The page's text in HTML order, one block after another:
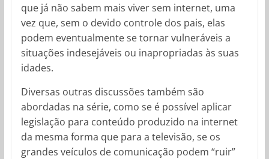
que já não sabem mais viver sem internet, uma
vez que, sem o devido controle dos pais, elas
podem eventualmente se tornar vulneráveis a
situações indesejáveis ou inapropriadas às suas
idades.
Diversas outras discussões também são
abordadas na série, como se é possível aplicar
legislação para conteúdo produzido na internet
da mesma forma que para a televisão, se os
grandes veículos de comunicação podem “ruir”